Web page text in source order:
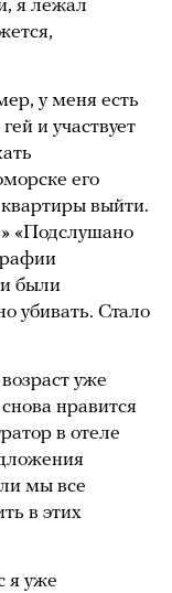
я лежал
у меня есть
и участвует
его
выйти.
«Подслушано
были
убивать. Стало
уже
нравится
в отеле
мы все
в этих
я уже